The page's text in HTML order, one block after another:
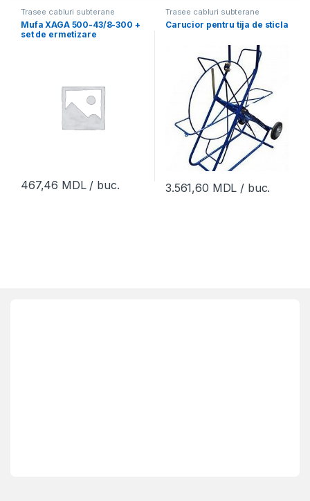
Trasee cabluri subterane
Mufa XAGA 500-43/8-300 +
set de ermetizare
467,46 MDL/ buc.
Trasee cabluri subterane
Carucior pentru tija de sticla
3.561,60 MDL / buc.